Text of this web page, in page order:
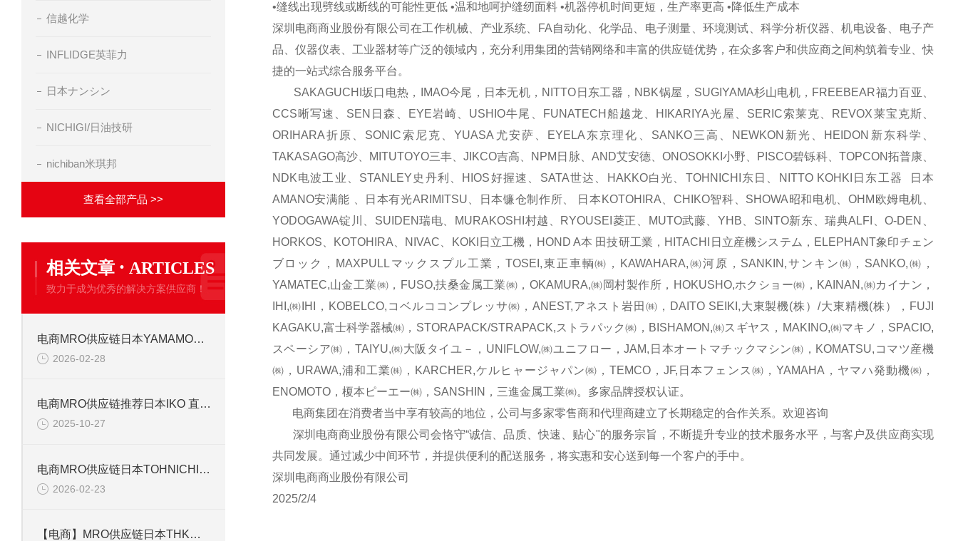
信越化学
INFLIDGE英菲力
日本ナンシン
NICHIGI/日油技研
nichiban米琪邦
查看全部产品 >>
相关文章 · ARTICLES
致力于成为优秀的解决方案供应商！
电商MRO供应链日本YAMAMOTO 山本计器 压力计 DT14x60x1.0MPA技术解析
2026-02-28
电商MRO供应链推荐日本IKO 直线导轨 MHD8C1SLPS2 220325
2025-10-27
电商MRO供应链日本TOHNICHI 东日 扳手 CL50NX15D-MH技术解析
2026-02-23
【电商】MRO供应链日本THK润滑脂Grease AFF CYILOIC29
•缝线出现劈线或断线的可能性更低 •温和地呵护缝纫面料 •机器停机时间更短，生产率更高 •降低生产成本
深圳电商商业股份有限公司在工作机械、产业系统、FA自动化、化学品、电子测量、环境测试、科学分析仪器、机电设备、电子产
品、仪器仪表、工业器材等广泛的领域内，充分利用集团的营销网络和丰富的供应链优势，在众多客户和供应商之间构筑着专业、快
捷的一站式综合服务平台。
SAKAGUCHI坂口电热，IMAO今尾，日本无机，NITTO日东工器，NBK锅屋，SUGIYAMA杉山电机，FREEBEAR福力百亚、
CCS晰写速、SEN日森、EYE岩崎、USHIO牛尾、FUNATECH船越龙、HIKARIYA光屋、SERIC索莱克、REVOX莱宝克斯、
ORIHARA折原、SONIC索尼克、YUASA尤安萨、EYELA东京理化、SANKO三高、NEWKON新光、HEIDON新东科学、
TAKASAGO高沙、MITUTOYO三丰、JIKCO吉高、NPM日脉、AND艾安德、ONOSOKKI小野、PISCO碧铄科、TOPCON拓普康、
NDK电波工业、STANLEY史丹利、HIOS好握速、SATA世达、HAKKO白光、TOHNICHI东日、NITTO KOHKI日东工器 日本
AMANO安满能 、日本有光ARIMITSU、日本镰仓制作所、 日本KOTOHIRA、CHIKO智科、SHOWA昭和电机、OHM欧姆电机、
YODOGAWA锭川、SUIDEN瑞电、MURAKOSHI村越、RYOUSEI菱正、MUTO武藤、YHB、SINTO新东、瑞典ALFI、O-DEN、
HORKOS、KOTOHIRA、NIVAC、KOKI日立工機，HOND A本 田技研工業，HITACHI日立産機システム，ELEPHANT象印チェン
ブロック，MAXPULLマックスプル工業，TOSEI,東正車輌㈱，KAWAHARA,㈱河原，SANKIN,サンキン㈱，SANKO,㈱，
YAMATEC,山金工業㈱，FUSO,扶桑金属工業㈱，OKAMURA,㈱岡村製作所，HOKUSHO,ホクショー㈱，KAINAN,㈱カイナン，
IHI,㈱IHI，KOBELCO,コベルココンプレッサ㈱，ANEST,アネスト岩田㈱，DAITO SEIKI,大東製機(株）/大東精機(株），FUJI
KAGAKU,富士科学器械㈱，STORAPACK/STRAPACK,ストラパック㈱，BISHAMON,㈱スギヤス，MAKINO,㈱マキノ，SPACIO,
スペーシア㈱，TAIYU,㈱大阪タイユ－，UNIFLOW,㈱ユニフロー，JAM,日本オートマチックマシン㈱，KOMATSU,コマツ産機
㈱，URAWA,浦和工業㈱，KARCHER,ケルヒャージャパン㈱，TEMCO，JF,日本フェンス㈱，YAMAHA，ヤマハ発動機㈱，
ENOMOTO，榎本ピーエー㈱，SANSHIN，三進金属工業㈱。多家品牌授权认证。
电商集团在消费者当中享有较高的地位，公司与多家零售商和代理商建立了长期稳定的合作关系。欢迎咨询
深圳电商商业股份有限公司会恪守“诚信、品质、快速、贴心"的服务宗旨，不断提升专业的技术服务水平，与客户及供应商实现
共同发展。通过减少中间环节，并提供便利的配送服务，将实惠和安心送到每一个客户的手中。
深圳电商商业股份有限公司
2025/2/4